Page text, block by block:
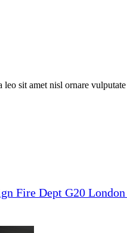
sit amet nisl ornare
Fire Dept G20 London